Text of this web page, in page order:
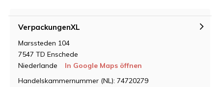
VerpackungenXL
Marssteden 104
7547 TD Enschede
Niederlande
In Google Maps öffnen
Handelskammernummer (NL): 74720279